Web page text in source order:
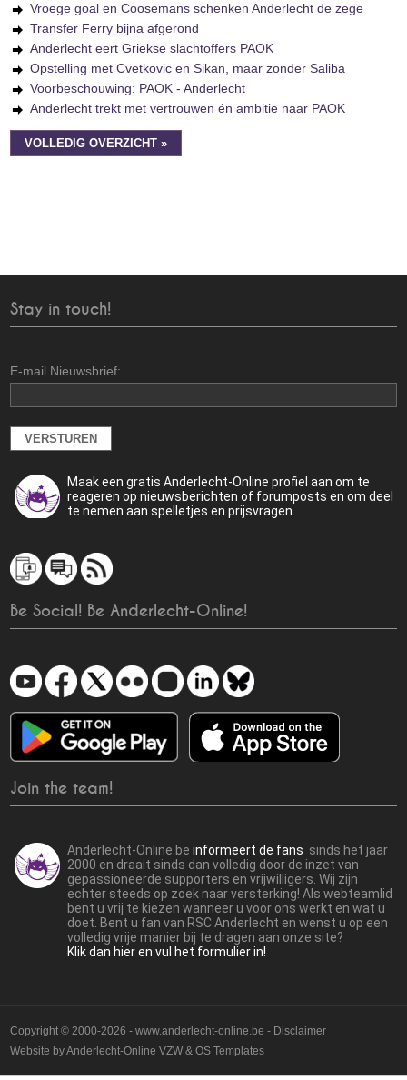
Vroege goal en Coosemans schenken Anderlecht de zege
Transfer Ferry bijna afgerond
Anderlecht eert Griekse slachtoffers PAOK
Opstelling met Cvetkovic en Sikan, maar zonder Saliba
Voorbeschouwing: PAOK - Anderlecht
Anderlecht trekt met vertrouwen én ambitie naar PAOK
VOLLEDIG OVERZICHT »
Stay in touch!
E-mail Nieuwsbrief:
Maak een gratis Anderlecht-Online profiel aan om te
reageren op nieuwsberichten of forumposts en om deel
te nemen aan spelletjes en prijsvragen.
Be Social! Be Anderlecht-Online!
Join the team!
Anderlecht-Online.beinformeert de fans sinds het jaar
2000 en draait sinds dan volledig door de inzet van
gepassioneerde supporters en vrijwilligers. Wij zijn
echter steeds op zoek naar versterking! Als webteamlid
bent u vrij te kiezen wanneer u voor ons werkt en wat u
doet. Bent u fan van RSC Anderlecht en wenst u op een
volledig vrije manier bij te dragen aan onze site?
Klik dan hier en vul het formulier in!
Copyright © 2000-2026 - www.anderlecht-online.be - Disclaimer
Website byAnderlecht-Online VZW &OS Templates